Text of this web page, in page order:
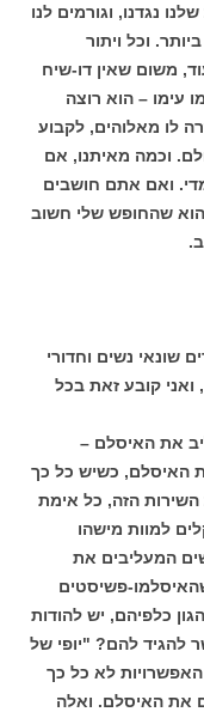
נגדנו, וגורמים לנו
וכל ויתור
משום שאין דו-שיח
עימו – הוא רוצה
לו מאלוהים, לקבוע
וכמה מאיתנו, אם
ואם אתם חושבים
הוא שהחופש שלי חשוב
שונאי נשים וחדורי
ואני קובע זאת בכל
את האיסלם –
האיסלם, כשיש כל כך
הזה, כל אימת
למוות מישהו
המעליבים את
פשיסטים
כלפיהם, יש להודות
להם? "יופי של
האפשרויות לא כל כך
את האיסלם. ואלה